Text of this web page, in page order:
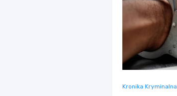
Kronika Kryminalna